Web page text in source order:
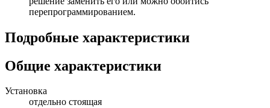
перепрограммированием.
Подробные характеристики
Общие характеристики
Установка
отдельно стоящая